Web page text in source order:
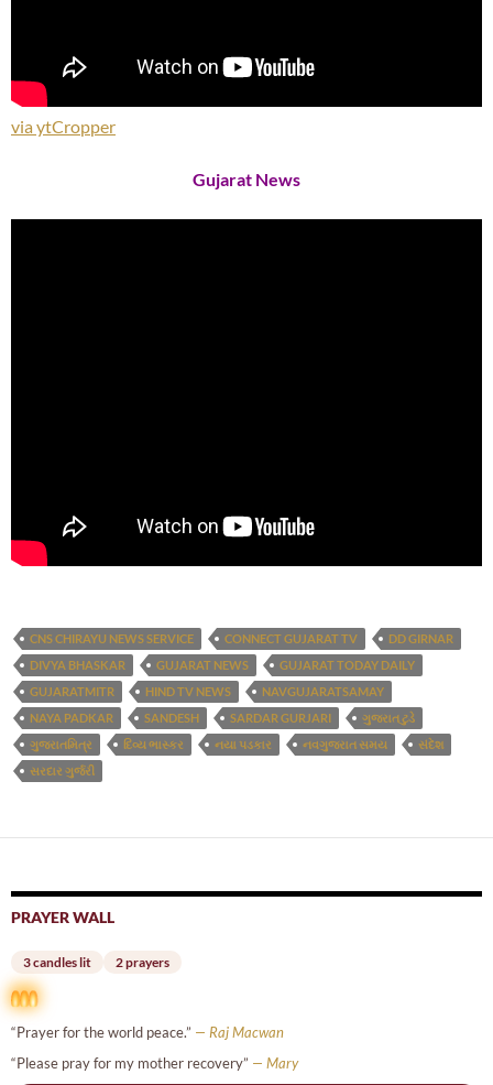
via ytCropper
Gujarat News
CNS CHIRAYU NEWS SERVICE CONNECT GUJARAT TV
DD GIRNAR
DIVYA BHASKAR
GUJARAT NEWS
GUJARAT TODAY DAILY
GUJARATMITR
HIND TV NEWS
NAVGUJARATSAMAY
NAYA PADKAR
SANDESH SARDAR GURJARI
ગુજરાત ટુડે
ગુજરાતમિત્ર
દિવ્ય ભાસ્કર નયા પડકાર નવગુજરાત સમય
સંદેશ
સરદાર ગુર્જરી
PRAYER WALL
3 candles lit 2 prayers
“Prayer for the world peace.” — Raj Macwan
“Please pray for my mother recovery” — Mary